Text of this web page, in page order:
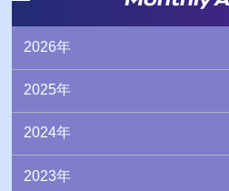
2026年
2025年
2024年
2023年